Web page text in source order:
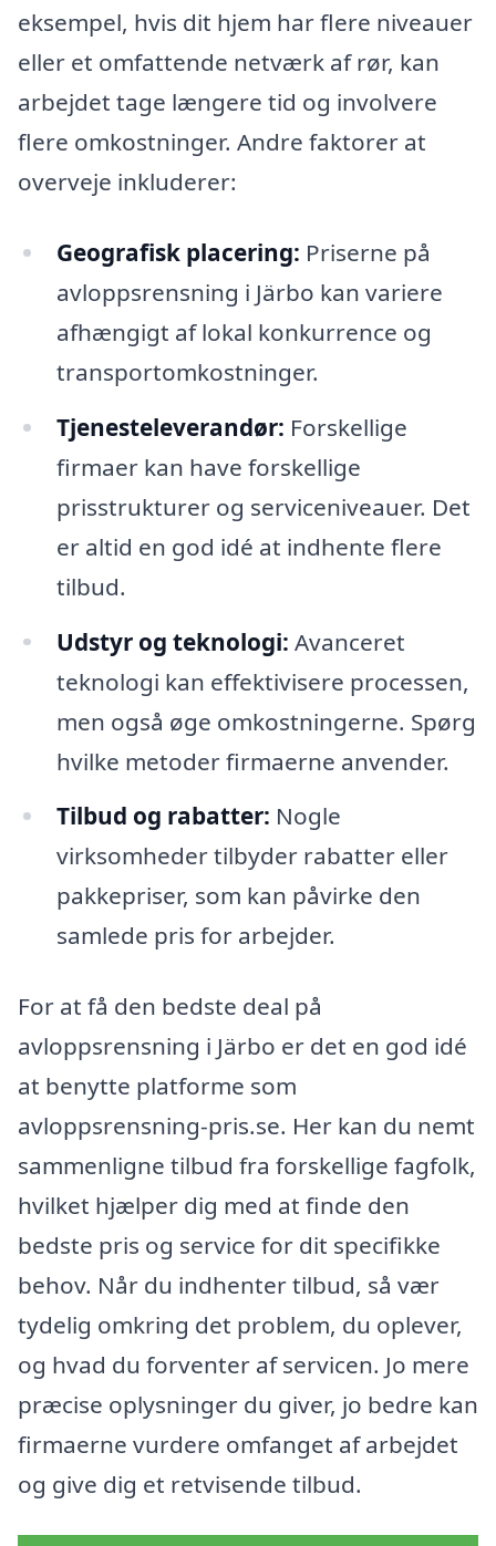
eksempel, hvis dit hjem har flere niveauer
eller et omfattende netværk af rør, kan
arbejdet tage længere tid og involvere
flere omkostninger. Andre faktorer at
overveje inkluderer:
Geografisk placering: Priserne på
avloppsrensning i Järbo kan variere
afhængigt af lokal konkurrence og
transportomkostninger.
Tjenesteleverandør: Forskellige
firmaer kan have forskellige
prisstrukturer og serviceniveauer. Det
er altid en god idé at indhente flere
tilbud.
Udstyr og teknologi: Avanceret
teknologi kan effektivisere processen,
men også øge omkostningerne. Spørg
hvilke metoder firmaerne anvender.
Tilbud og rabatter: Nogle
virksomheder tilbyder rabatter eller
pakkepriser, som kan påvirke den
samlede pris for arbejder.
For at få den bedste deal på
avloppsrensning i Järbo er det en god idé
at benytte platforme som
avloppsrensning-pris.se. Her kan du nemt
sammenligne tilbud fra forskellige fagfolk,
hvilket hjælper dig med at finde den
bedste pris og service for dit specifikke
behov. Når du indhenter tilbud, så vær
tydelig omkring det problem, du oplever,
og hvad du forventer af servicen. Jo mere
præcise oplysninger du giver, jo bedre kan
firmaerne vurdere omfanget af arbejdet
og give dig et retvisende tilbud.